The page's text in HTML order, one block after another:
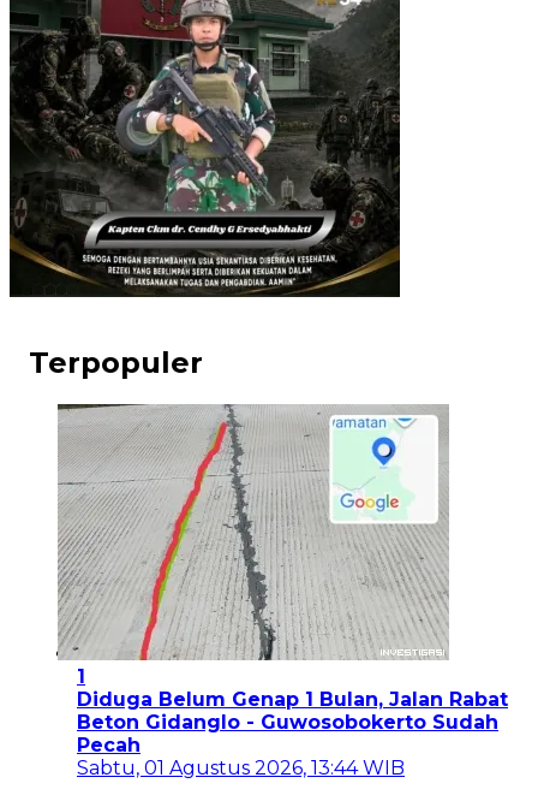
Terpopuler
1
Diduga Belum Genap 1 Bulan, Jalan Rabat
Beton Gidanglo - Guwosobokerto Sudah
Pecah
Sabtu, 01 Agustus 2026, 13:44 WIB